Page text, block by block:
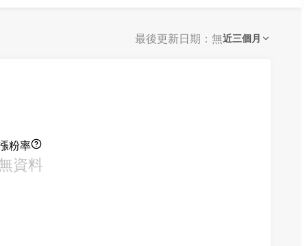
最後更新日期：無近三個月
粉率
資料